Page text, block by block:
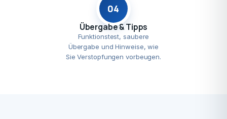
04
Übergabe & Tipps
Funktionstest, saubere
Übergabe und Hinweise, wie
Sie Verstopfungen vorbeugen.